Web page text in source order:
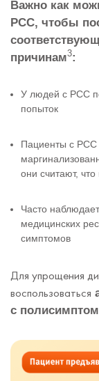
Важно как
РСС, чтобы
причинам3:
У людей с РСС
попыток
Пациенты с РСС
они считают,
Часто
медицинских
симптомов
Для упрощения
воспользоваться
с